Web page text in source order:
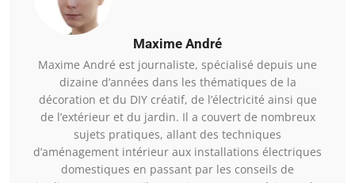
Maxime André
Maxime André est journaliste, spécialisé depuis une
dizaine d’années dans les thématiques de la
décoration et du DIY créatif, de l’électricité ainsi que
de l’extérieur et du jardin. Il a couvert de nombreux
sujets pratiques, allant des techniques
d’aménagement intérieur aux installations électriques
domestiques en passant par les conseils de